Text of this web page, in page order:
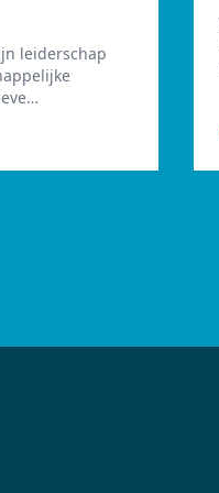
leiderschap